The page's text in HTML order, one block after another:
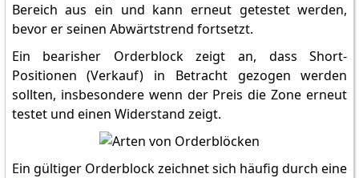
Bereich aus ein und kann erneut getestet werden,
bevor er seinen Abwärtstrend fortsetzt.
Ein bearisher Orderblock zeigt an, dass Short-
Positionen (Verkauf) in Betracht gezogen werden
sollten, insbesondere wenn der Preis die Zone erneut
testet und einen Widerstand zeigt.
Ein gültiger Orderblock zeichnet sich häufig durch eine